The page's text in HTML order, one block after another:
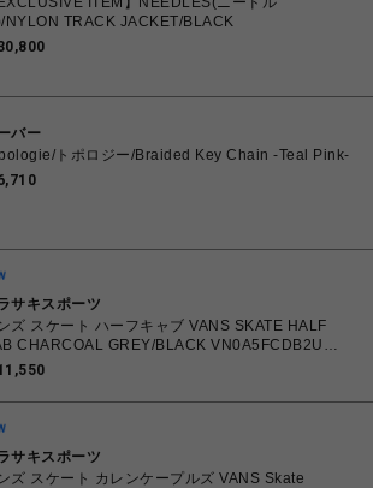
NYLON TRACK JACKET/BLACK
バー
トポロジー/Braided Key Chain -Teal Pink-
サキスポーツ
ズ スケート ハーフキャブ VANS SKATE HALF
CHARCOAL GREY/BLACK VN0A5FCDB2U
㎝～28.0㎝ スニーカー メンズ シューズ
サキスポーツ
ズ スケート カレンケープルズ VANS Skate